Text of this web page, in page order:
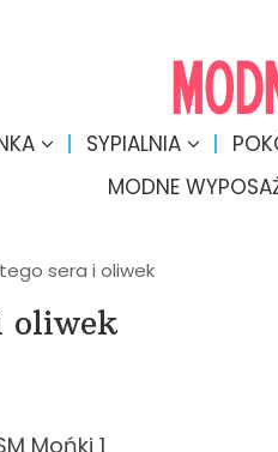
SYPIALNIA
MODNE
sera i oliwek
oliwek